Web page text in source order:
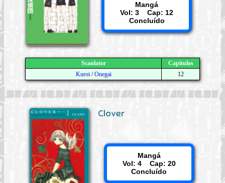
Mangá
Vol: 3 Cap: 12
Concluído
Scanlator
Capítulos
Kuroi/Onegai 12
Clover
Mangá
Vol: 4 Cap: 20
Concluído